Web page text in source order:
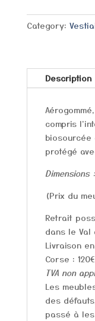
Category:
Description
compris
biosourcée
protégé
Dimensions :
(Prix du
Retrait
dans le Val
Livraison
Corse : 120€
TVA non
Les
des
passé à